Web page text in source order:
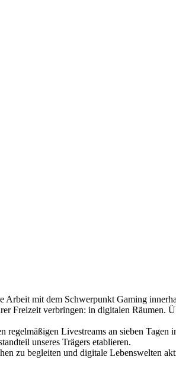
Arbeit mit dem Schwerpunkt Gaming
Freizeit verbringen: in digitalen Räumen.
Livestreams an sieben
unseres Trägers etablieren.
zu begleiten und digitale Lebenswelten